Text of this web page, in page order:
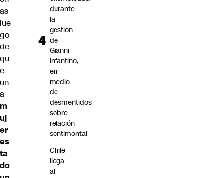
as
lue
go
de
qu
e
un
a
m
uj
er
es
ta
do
durante
la
gestión
de
Gianni
Infantino,
en
medio
de
desmentidos
sobre
relación
sentimental
Chile
llega
al